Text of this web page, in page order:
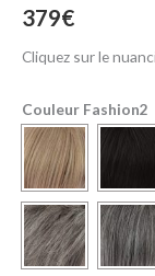
379€
Cliquez sur le
Couleur Fashion2